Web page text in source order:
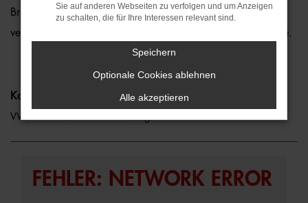
Bremen ohne für den Autokauf Ihre eigenen vier Wände zu
verlassen. Klingt gut? Dann kontaktieren Sie uns noch heute.
Kategorie
VW T6 Caravelle Gebrauchtwagen Bremen
FEHLER: NETWORK ERROR
Sie auf anderen Webseiten zu verfolgen und um Anzeigen
zu schalten, die für Ihre Interessen relevant sind.
Speichern
Optionale Cookies ablehnen
Alle akzeptieren